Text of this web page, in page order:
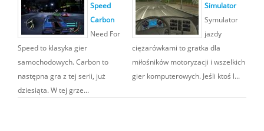
Speed
Carbon
Need For
Speed to klasyka gier
samochodowych. Carbon to
następna gra z tej serii, już
dziesiąta. W tej grze...
Simulator
Symulator
jazdy
ciężarówkami to gratka dla
miłośników motoryzacji i wszelkich
gier komputerowych. Jeśli ktoś l...